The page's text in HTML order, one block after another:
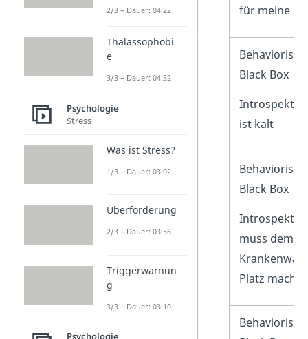
für meine
Es fängt an zu
schneien / Ich
Schnee auf
Black Box
ist kalt
Ich höre das
eines
Krankenwagens
Black Box
muss dem
Platz
2/3 – Dauer: 04:22
Thalassophobi
e
3/3 – Dauer: 04:32
Psychologie
Stress
Was ist Stress?
1/3 – Dauer: 03:02
Überforderung
2/3 – Dauer: 03:56
Triggerwarnun
g
3/3 – Dauer: 03:10
Psychologie